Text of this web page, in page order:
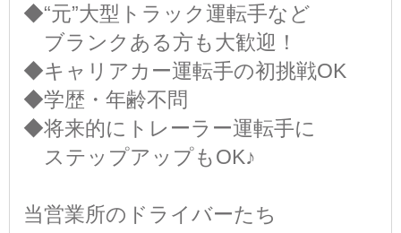
◆“元”大型トラック運転手など
ブランクある方も大歓迎！
◆キャリアカー運転手の初挑戦OK
◆学歴・年齢不問
◆将来的にトレーラー運転手に
ステップアップもOK♪
当営業所のドライバーたち